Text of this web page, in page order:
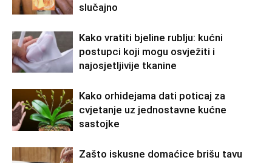
slučajno
Kako vratiti bjeline rublju: kućni
postupci koji mogu osvježiti i
najosjetljivije tkanine
Kako orhidejama dati poticaj za
cvjetanje uz jednostavne kućne
sastojke
Zašto iskusne domaćice brišu tavu